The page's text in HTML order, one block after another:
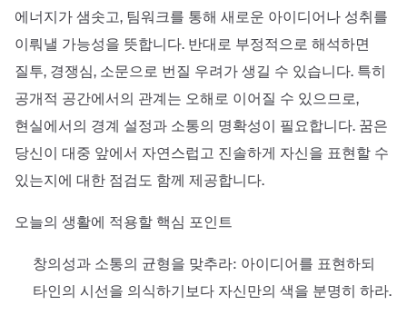
에너지가 샘솟고, 팀워크를 통해 새로운 아이디어나 성취를
이뤄낼 가능성을 뜻합니다. 반대로 부정적으로 해석하면
질투, 경쟁심, 소문으로 번질 우려가 생길 수 있습니다. 특히
공개적 공간에서의 관계는 오해로 이어질 수 있으므로,
현실에서의 경계 설정과 소통의 명확성이 필요합니다. 꿈은
당신이 대중 앞에서 자연스럽고 진솔하게 자신을 표현할 수
있는지에 대한 점검도 함께 제공합니다.
오늘의 생활에 적용할 핵심 포인트
창의성과 소통의 균형을 맞추라: 아이디어를 표현하되
타인의 시선을 의식하기보다 자신만의 색을 분명히 하라.